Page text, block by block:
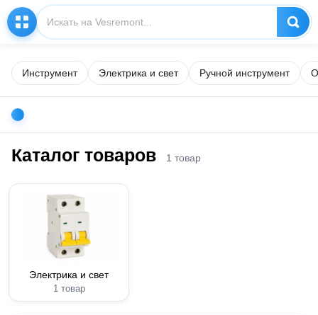
Инструмент Электрика и свет Ручной инструмент
Каталог товаров 1 товар
Электрика и свет
1 товар